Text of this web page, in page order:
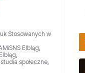
Stosowanych w
Elbląg
studia społeczne,